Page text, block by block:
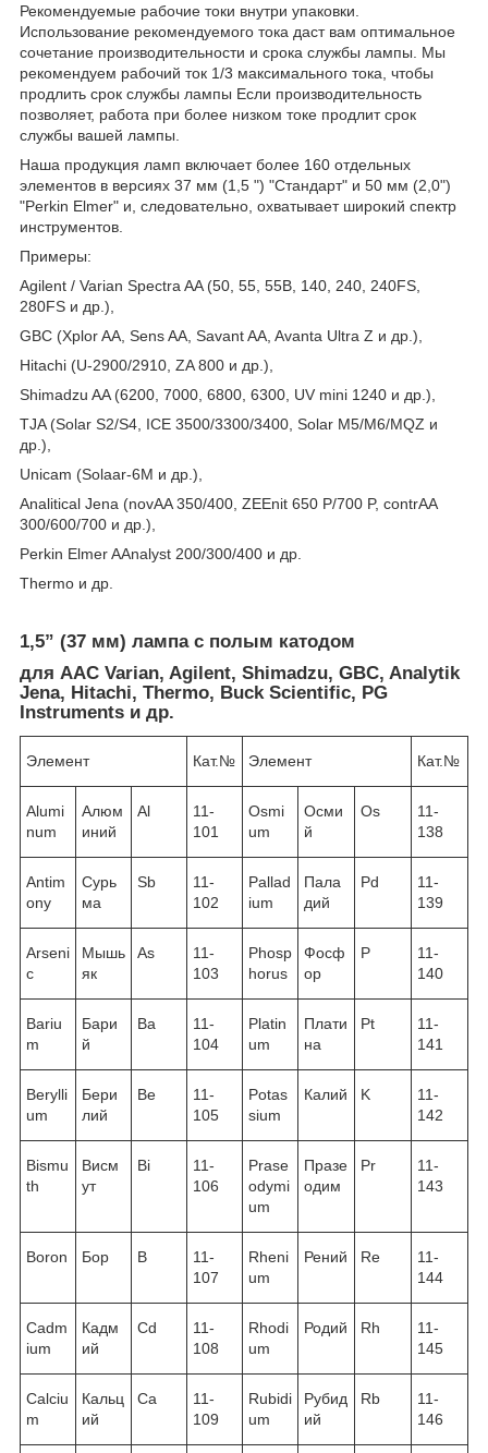
Рекомендуемые рабочие токи внутри упаковки.
Использование рекомендуемого тока даст вам оптимальное
сочетание производительности и срока службы лампы. Мы
рекомендуем рабочий ток 1/3 максимального тока, чтобы
продлить срок службы лампы Если производительность
позволяет, работа при более низком токе продлит срок
службы вашей лампы.
Наша продукция ламп включает более 160 отдельных
элементов в версиях 37 мм (1,5 ") "Стандарт" и 50 мм (2,0")
"Perkin Elmer" и, следовательно, охватывает широкий спектр
инструментов.
Примеры:
Agilent / Varian Spectra AA (50, 55, 55B, 140, 240, 240FS,
280FS и др.),
GBC (Xplor AA, Sens AA, Savant AA, Avanta Ultra Z и др.),
Hitachi (U-2900/2910, ZA 800 и др.),
Shimadzu AA (6200, 7000, 6800, 6300, UV mini 1240 и др.),
TJA (Solar S2/S4, ICE 3500/3300/3400, Solar M5/M6/MQZ и
др.),
Unicam (Solaar-6М и др.),
Analitical Jena (novAA 350/400, ZEEnit 650 P/700 P, contrAA
300/600/700 и др.),
Perkin Elmer AAnalyst 200/300/400 и др.
Thermo и др.
1,5” (37 мм) лампа с полым катодом
для ААС Varian, Agilent, Shimadzu, GBC, Analytik
Jena, Hitachi, Thermo, Buck Scientific, PG
Instruments и др.
Элемент Кат.№ Элемент Кат.№
Alumi
num
Алюм
иний
Al
11-
101
Osmi
um
Осми
й
Os
11-
138
Antim
ony
Сурь
ма
Sb
11-
102
Pallad
ium
Пала
дий
Pd
11-
139
Arseni
c
Мышь
як
As
11-
103
Phosp
horus
Фосф
ор
P
11-
140
Bariu
m
Бари
й
Ba
11-
104
Platin
um
Плати
на
Pt
11-
141
Berylli
um
Бери
лий
Be
11-
105
Potas
sium
Калий K
11-
142
Bismu
th
Висм
ут
Bi
11-
106
Prase
odymi
um
Празе
одим
Pr
11-
143
Boron Бор B
11-
107
Rheni
um
Рений Re
11-
144
Cadm
ium
Кадм
ий
Cd
11-
108
Rhodi
um
Родий Rh
11-
145
Calciu
m
Кальц
ий
Ca
11-
109
Rubidi
um
Рубид
ий
Rb
11-
146